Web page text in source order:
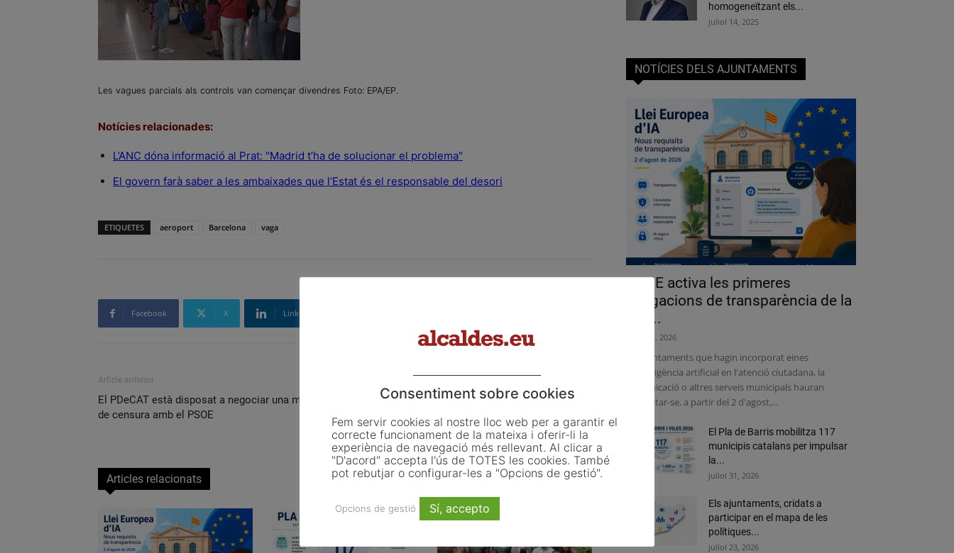
Les vagues parcials als controls van començar divendres Foto: EPA/EP.
Notícies relacionades:
L’ANC dóna informació al Prat: "Madrid t’ha de solucionar el problema"
El govern farà saber a les ambaixades que l’Estat és el responsable del desori
ETIQUETES aeroport Barcelona vaga
Facebook X Linkedin
Article anterior
El PDeCAT està disposat a negociar una moció
de censura amb el PSOE
Territori i Sostenibilitat licita les obres de
condicionament de l’LP-3322 entre Linyola i
Bellcaire d’Urgell per un valor de 5,5 MEUR
Articles relacionats
homogeneïtzant els...
juliol 14, 2025
NOTÍCIES DELS AJUNTAMENTS
La UE activa les primeres
obligacions de transparència de la
Llei...
juliol 31, 2026
Els ajuntaments que hagin incorporat eines
d'intel·ligència artificial en l'atenció ciutadana, la
comunicació o altres serveis municipals hauran
d'adaptar-se, a partir del 2 d'agost,...
El Pla de Barris mobilitza 117
municipis catalans per impulsar
la...
juliol 31, 2026
Els ajuntaments, cridats a
participar en el mapa de les
polítiques...
juliol 23, 2026
Consentiment sobre cookies
Fem servir cookies al nostre lloc web per a garantir el
correcte funcionament de la mateixa i oferir-li la
experiència de navegació més rellevant. Al clicar a
"D'acord" accepta l'ús de TOTES les cookies. També
pot rebutjar o configurar-les a "Opcions de gestió".
Opcions de gestió Sí, accepto